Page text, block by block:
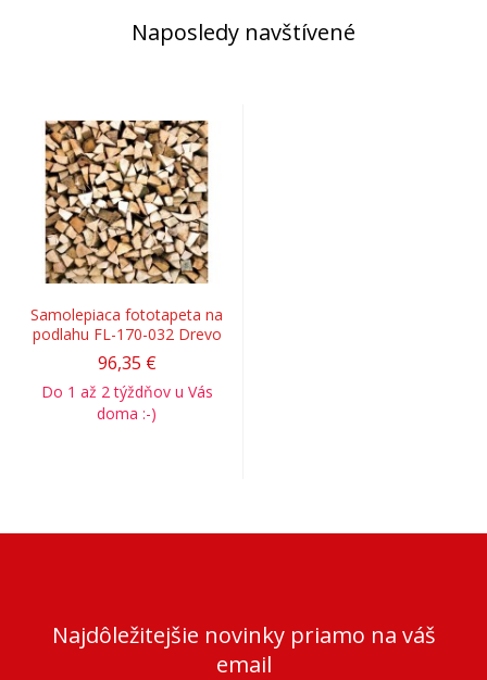
Naposledy navštívené
Samolepiaca fototapeta na
podlahu FL-170-032 Drevo
96,35 €
Do 1 až 2 týždňov u Vás
doma :-)
Najdôležitejšie novinky priamo na váš
email